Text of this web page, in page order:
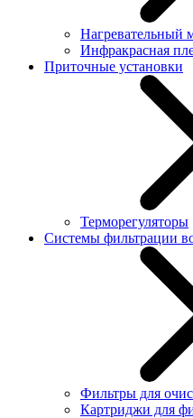
Нагревательный
Инфракрасная
Приточные установки
Терморегуляторы
Системы фильтрации
Фильтры для
Картриджи для